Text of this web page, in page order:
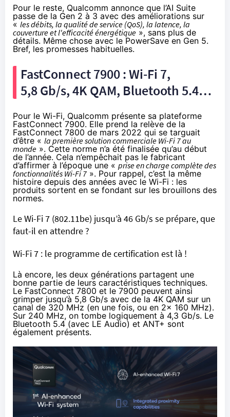
Pour le reste, Qualcomm annonce que l’AI Suite
passe de la Gen 2 à 3 avec des améliorations sur
« les débits, la qualité de service (QoS), la latence, la
couverture et l'efficacité énergétique », sans plus de
détails. Même chose avec le PowerSave en Gen 5.
Bref, les promesses habituelles.
FastConnect 7900 : Wi-Fi 7,
5,8 Gb/s, 4K QAM, Bluetooth 5.4…
Pour le Wi-Fi, Qualcomm présente sa plateforme
FastConnect 7900. Elle prend la relève de la
FastConnect 7800 de mars 2022 qui se targuait
d’être « la première solution commerciale Wi-Fi 7 au
monde ». Cette norme n’a été finalisée qu’au début
de l’année. Cela n’empêchait pas le fabricant
d’affirmer à l’époque une « prise en charge complète des
fonctionnalités Wi-Fi 7». Pour rappel, c’est la même
histoire depuis des années avec le Wi-Fi : les
produits sortent en se fondant sur les brouillons des
normes.
Le Wi-Fi 7 (802.11be) jusqu’à 46 Gb/s se prépare, que
faut-il en attendre ?
Wi-Fi 7 : le programme de certification est là !
Là encore, les deux générations partagent une
bonne partie de leurs caractéristiques techniques.
Le FastConnect 7800 et le 7900 peuvent ainsi
grimper jusqu’à 5,8 Gb/s avec de la 4K QAM sur un
canal de 320 MHz (en une fois, ou en 2x 160 MHz).
Sur 240 MHz, on tombe logiquement à 4,3 Gb/s. Le
Bluetooth 5.4 (avec LE Audio) et ANT+ sont
également présents.